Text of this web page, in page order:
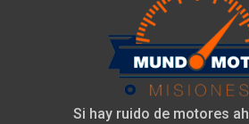
Si hay ruido de motores